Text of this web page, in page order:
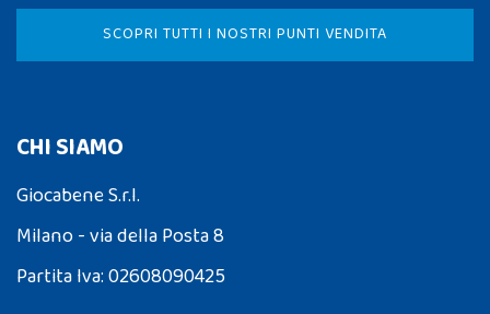
SCOPRI TUTTI I NOSTRI PUNTI VENDITA
CHI SIAMO
Giocabene S.r.l.
Milano - via della Posta 8
Partita Iva: 02608090425